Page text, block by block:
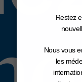
Restez
Nous vous
les